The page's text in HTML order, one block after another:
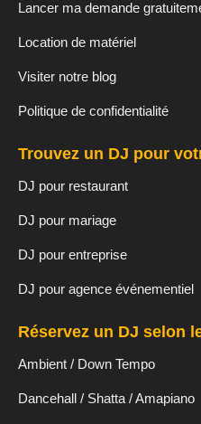
Lancer ma demande
Location de matériel
Visiter notre blog
Politique de confidentialité
Trouvez un DJ pour
DJ pour restaurant
DJ pour mariage
DJ pour entreprise
DJ pour agence événementiel
Réservez un DJ selon
Ambient / Down Tempo
Dancehall / Shatta / Amapiano